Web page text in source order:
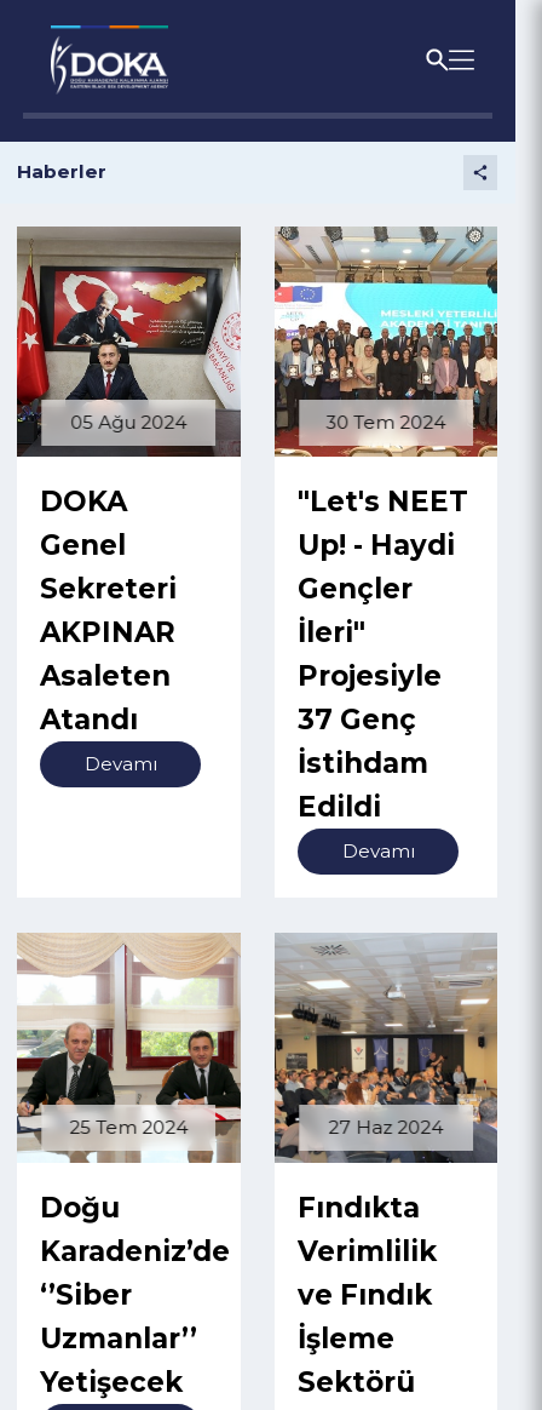
Haberler
05 Ağu 2024
DOKA
Genel
Sekreteri
AKPINAR
Asaleten
Atandı
30 Tem 2024
"Let's NEET
Up! - Haydi
Gençler
İleri"
Projesiyle
37 Genç
İstihdam
Edildi
Doğu
Karadeniz’de
‘’Siber
Fındıkta
Verimlilik
ve Fındık